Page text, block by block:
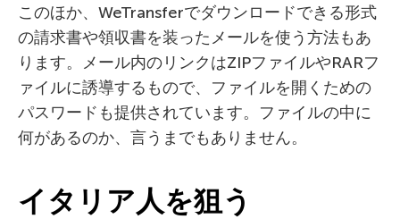
このほか、WeTransferでダウンロードできる形式
の請求書や領収書を装ったメールを使う方法もあ
ります。メール内のリンクはZIPファイルやRARフ
ァイルに誘導するもので、ファイルを開くための
パスワードも提供されています。ファイルの中に
何があるのか、言うまでもありません。
イタリア人を狙う